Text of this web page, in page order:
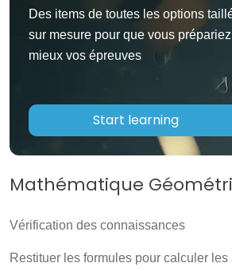
Des items de toutes les options
sur mesure pour que vous prépariez
mieux vos épreuves
Start learning
Mathématique
Vérification des connaissances
Restituer les formules pour calculer